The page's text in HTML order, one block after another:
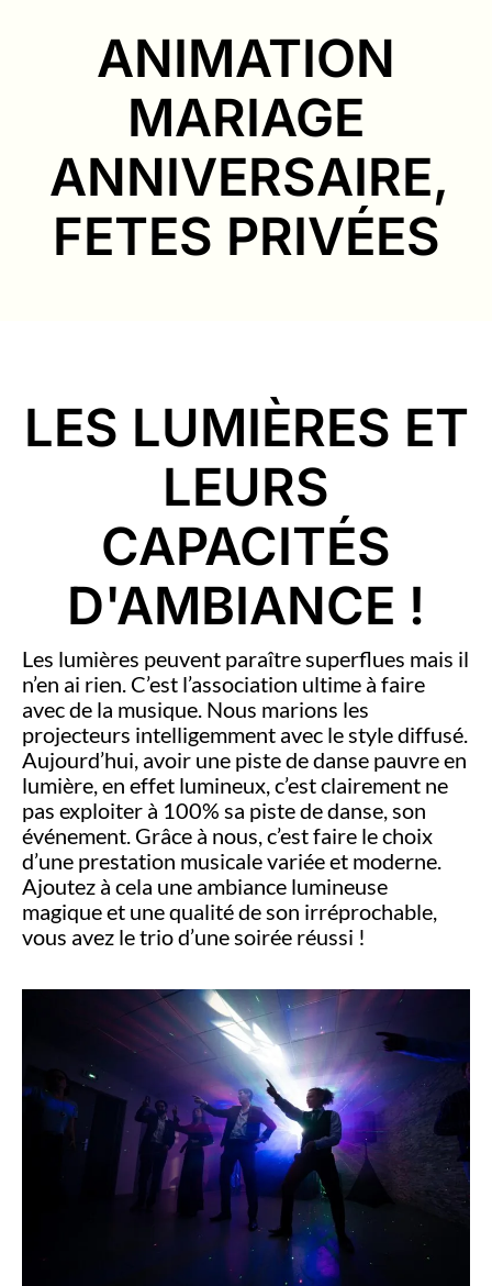
ANIMATION
MARIAGE
ANNIVERSAIRE,
FETES PRIVÉES
LES LUMIÈRES ET
LEURS
CAPACITÉS
D'AMBIANCE !
Les lumières peuvent paraître superflues mais il
n’en ai rien. C’est l’association ultime à faire
avec de la musique. Nous marions les
projecteurs intelligemment avec le style diffusé.
Aujourd’hui, avoir une piste de danse pauvre en
lumière, en effet lumineux, c’est clairement ne
pas exploiter à 100% sa piste de danse, son
événement. Grâce à nous, c’est faire le choix
d’une prestation musicale variée et moderne.
Ajoutez à cela une ambiance lumineuse
magique et une qualité de son irréprochable,
vous avez le trio d’une soirée réussi !